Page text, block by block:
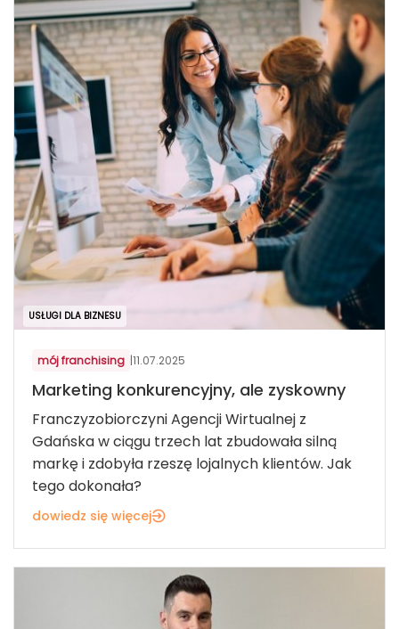
USŁUGI DLA BIZNESU
mój franchising |11.07.2025
Marketing konkurencyjny, ale zyskowny
Franczyzobiorczyni Agencji Wirtualnej z
Gdańska w ciągu trzech lat zbudowała silną
markę i zdobyła rzeszę lojalnych klientów. Jak
tego dokonała?
dowiedz się więcej